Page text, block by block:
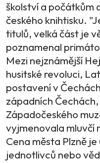
školství a počátkům
českého knihtisku.
titulů, velká část je
poznamenal
Mezi nejznámější
husitské revoluci,
postavení v
západních
Západočeského
vyjmenovala mluvčí
Cena města Plzně
jednotlivců nebo